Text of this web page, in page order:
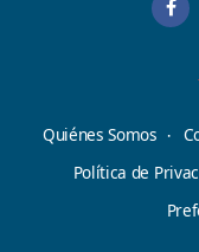
Quiénes Somos
Política de